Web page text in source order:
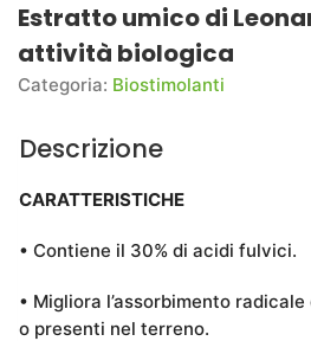
Estratto umico di
attività biologica
Categoria: Biostimolanti
Descrizione
CARATTERISTICHE
• Contiene il 30% di acidi fulvici.
• Migliora l’assorbimento
o presenti nel terreno.